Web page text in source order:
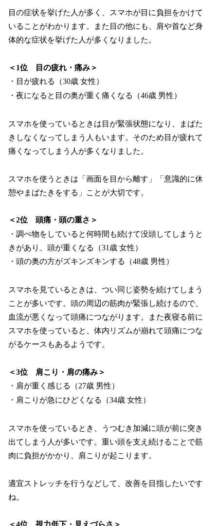
目の症状を挙げた人が多く、スマホが目に負担をかけて
いることがわかります。また目の他にも、肩や首など身
体的な症状を挙げた人が多くなりました。
＜1位 目の疲れ・痛み＞
・目が疲れる（30歳 女性）
・夜になると目の奥が重く痛くなる（46歳 男性）
スマホを使っているときは目が緊張状態になり、まばた
きしなくなってしまう人もいます。そのため目が疲れて
痛くなってしまう人が多くなりました。
スマホを使うときは「画面を目から離す」「意識的に休
憩やまばたきをする」ことが大切です。
＜2位 頭痛・頭の重さ＞
・調べ物をしていると何時間も続けて没頭してしまうと
きがあり、頭が重くなる（31歳 女性）
・頭の奥の方がズキンズキンする（48歳 男性）
スマホを見ているときは、つい同じ姿勢を続けてしまう
ことが多いです。頭の周辺の筋肉が緊張し続けるので、
血流が悪くなって頭痛につながります。また夜寝る前に
スマホを使っていると、体内リズムが崩れて頭痛につな
がるケースもあるようです。
＜3位 肩こり・肩の痛み＞
・肩が重く感じる（27歳 男性）
・肩こりが急にひどくなる（34歳 女性）
スマホを使っているとき、うつむき加減に頭が前に突き
出てしまう人が多いです。重い頭を支え続けることで筋
肉に負担がかかり、肩こりが起こります。
適宜ストレッチを行うなどして、改善を目指したいです
ね。